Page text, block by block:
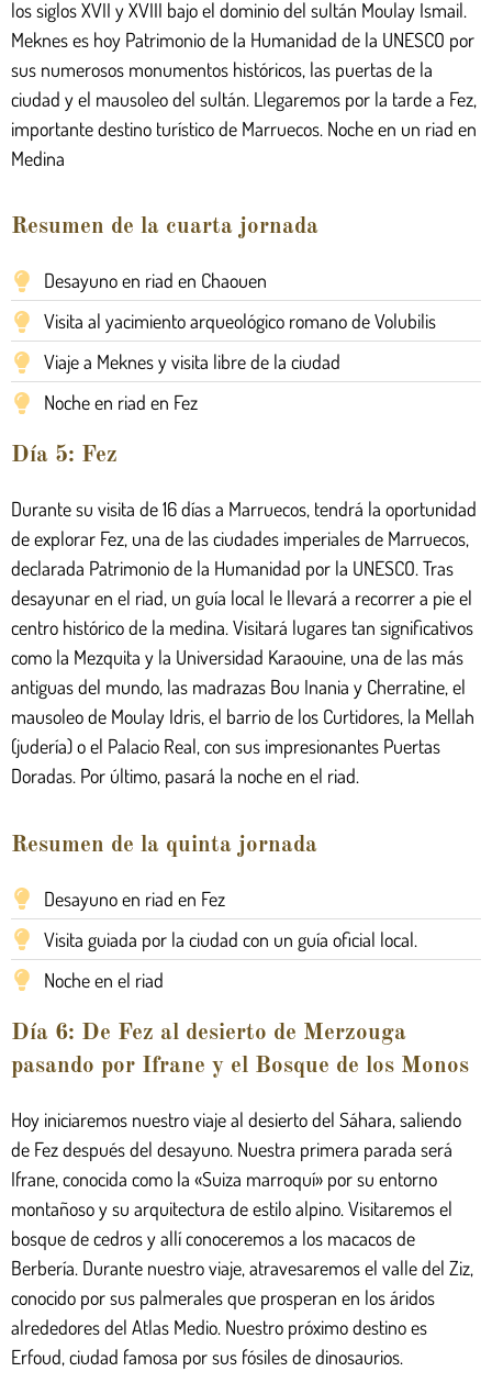
los siglos XVII y XVIII bajo el dominio del sultán Moulay Ismail.
Meknes es hoy Patrimonio de la Humanidad de la UNESCO por
sus numerosos monumentos históricos, las puertas de la
ciudad y el mausoleo del sultán. Llegaremos por la tarde a Fez,
importante destino turístico de Marruecos. Noche en un riad en
Medina
Resumen de la cuarta jornada
Desayuno en riad en Chaouen
Visita al yacimiento arqueológico romano de Volubilis
Viaje a Meknes y visita libre de la ciudad
Noche en riad en Fez
Día 5: Fez
Durante su visita de 16 días a Marruecos, tendrá la oportunidad
de explorar Fez, una de las ciudades imperiales de Marruecos,
declarada Patrimonio de la Humanidad por la UNESCO. Tras
desayunar en el riad, un guía local le llevará a recorrer a pie el
centro histórico de la medina. Visitará lugares tan significativos
como la Mezquita y la Universidad Karaouine, una de las más
antiguas del mundo, las madrazas Bou Inania y Cherratine, el
mausoleo de Moulay Idris, el barrio de los Curtidores, la Mellah
(judería) o el Palacio Real, con sus impresionantes Puertas
Doradas. Por último, pasará la noche en el riad.
Resumen de la quinta jornada
Desayuno en riad en Fez
Visita guiada por la ciudad con un guía oficial local.
Noche en el riad
Día 6: De Fez al desierto de Merzouga
pasando por Ifrane y el Bosque de los Monos
Hoy iniciaremos nuestro viaje al desierto del Sáhara, saliendo
de Fez después del desayuno. Nuestra primera parada será
Ifrane, conocida como la «Suiza marroquí» por su entorno
montañoso y su arquitectura de estilo alpino. Visitaremos el
bosque de cedros y allí conoceremos a los macacos de
Berbería. Durante nuestro viaje, atravesaremos el valle del Ziz,
conocido por sus palmerales que prosperan en los áridos
alrededores del Atlas Medio. Nuestro próximo destino es
Erfoud, ciudad famosa por sus fósiles de dinosaurios.